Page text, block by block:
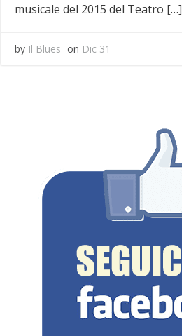
musicale del 2015 del Teatro […]
by Il Blues on Dic 31